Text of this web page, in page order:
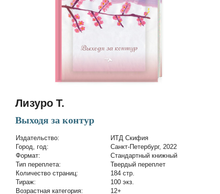
Лизуро Т.
Выходя за контур
Издательство:
ИТД Скифия
Город, год:
Санкт-Петербург, 2022
Формат:
Стандартный книжный
Тип переплета:
Твердый переплет
Количество страниц:
184 стр.
Тираж:
100 экз.
Возрастная категория:
12+